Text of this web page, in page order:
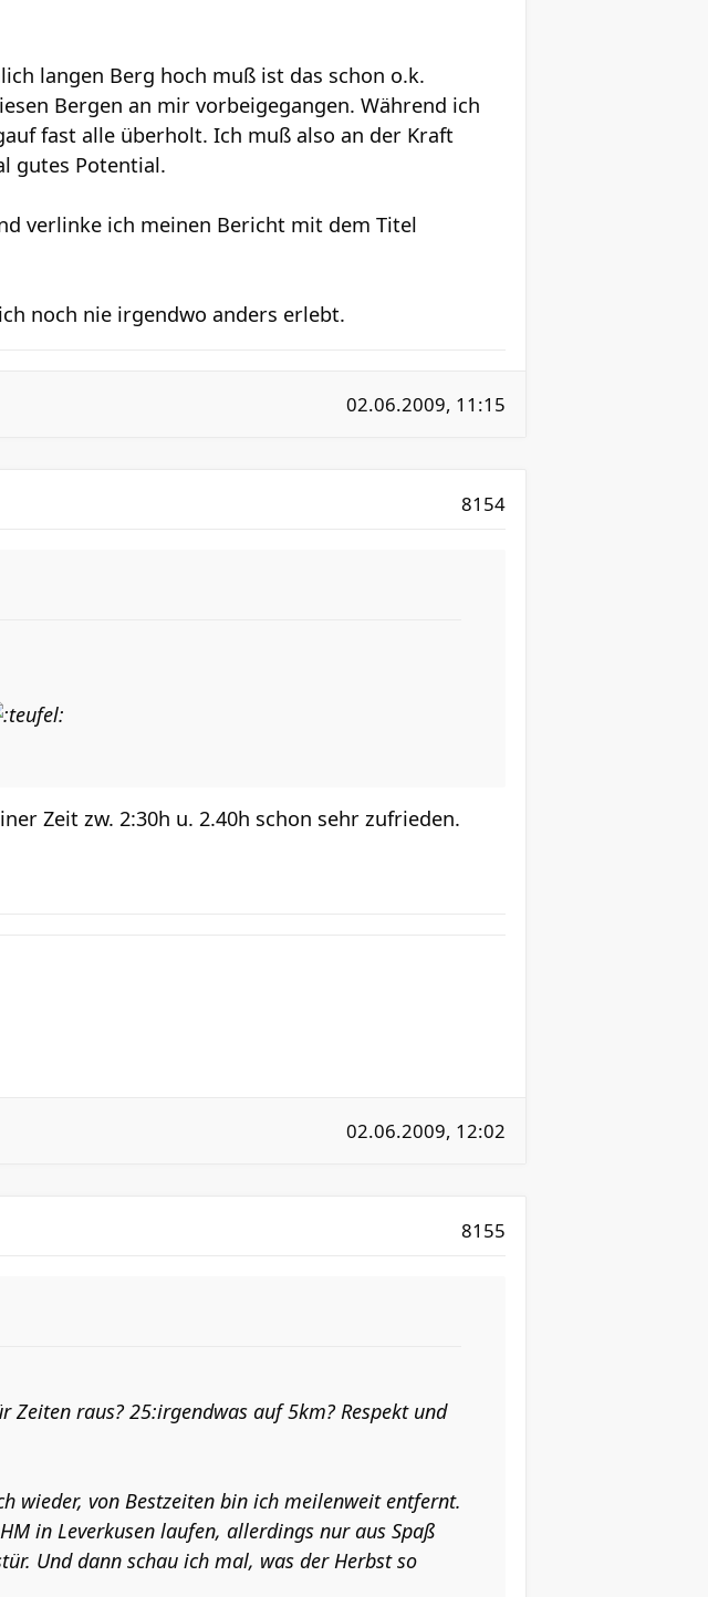
langen Berg hoch muß ist das schon o.k.
Bergen an mir vorbeigegangen. Während ich
fast alle überholt. Ich muß also an der Kraft
gutes Potential.
verlinke ich meinen Bericht mit dem Titel
noch nie irgendwo anders erlebt.
02.06.2009, 11:15
8154
Zeit zw. 2:30h u. 2.40h schon sehr zufrieden.
02.06.2009, 12:02
8155
raus? 25:irgendwas auf 5km? Respekt und
wieder, von Bestzeiten bin ich meilenweit entfernt.
in Leverkusen laufen, allerdings nur aus Spaß
Und dann schau ich mal, was der Herbst so